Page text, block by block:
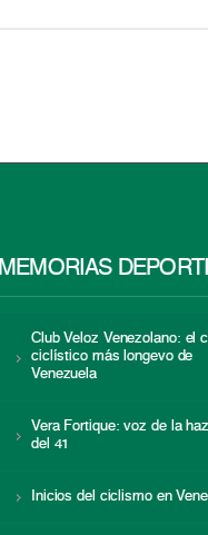
MEMORIAS
Club Veloz Venezolano: el
ciclístico más longevo de
Venezuela
Vera Fortique: voz de la
del 41
Inicios del ciclismo en